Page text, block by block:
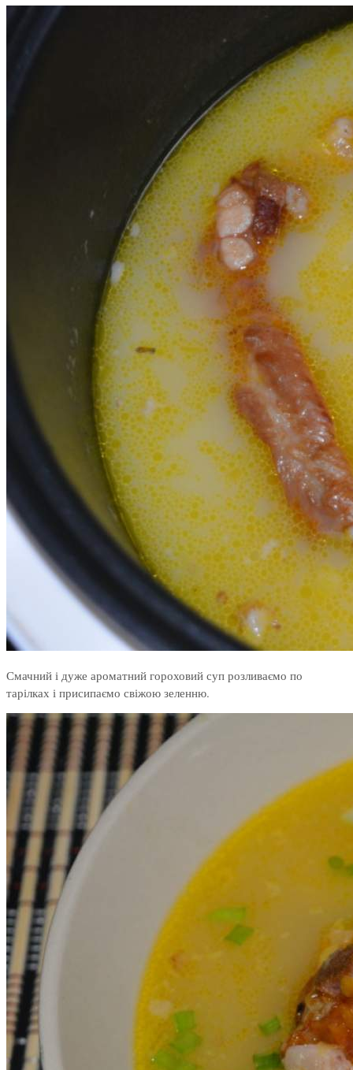
Смачний і дуже ароматний гороховий суп розливаємо по
тарілках і присипаємо свіжою зеленню.